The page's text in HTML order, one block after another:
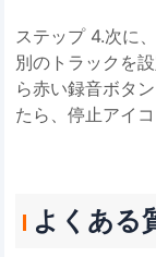
ステップ 4.次に
別のトラックを
ら赤い録音ボタ
たら、停止アイコ
よくある